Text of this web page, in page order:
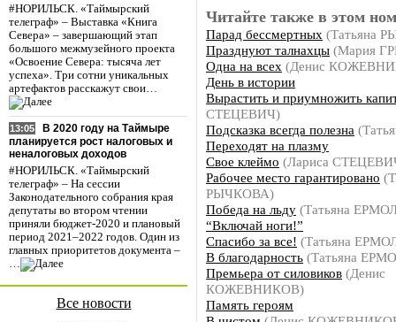
#НОРИЛЬСК. «Таймырский
телеграф» – Выставка «Книга
Севера» – завершающий этап
большого межмузейного проекта
«Освоение Севера: тысяча лет
успеха». Три сотни уникальных
артефактов расскажут свои…
13:05
В 2020 году на Таймыре
планируется рост налоговых и
неналоговых доходов
#НОРИЛЬСК. «Таймырский
телеграф» – На сессии
Законодательного собрания края
депутаты во втором чтении
приняли бюджет-2020 и плановый
период 2021–2022 годов. Один из
главных приоритетов документа –
…
Все новости
Читайте также в этом
Парад бессмертных (Татьяна
Празднуют талнахцы (Мария
Одна на всех (Денис
День в истории
Вырастить и приумножить
СТЕЦЕВИЧ)
Подсказка всегда полезна
Переходят на плазму
Свое клеймо (Лариса
Рабочее место гарантировано
РЫЧКОВА)
Победа на льду (Татьяна
“Включай ноги!”
Спасибо за все! (Татьяна
В благодарность (Татьяна
Премьера от силовиков (Денис
КОЖЕВНИКОВ)
Память героям